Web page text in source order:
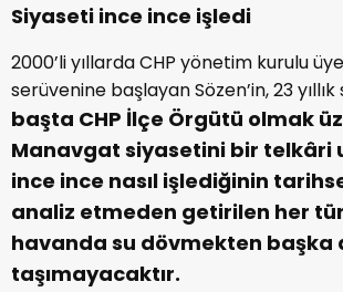
Siyaseti ince ince işledi
2000’li yıllarda CHP yönetim kurulu
serüvenine başlayan Sözen’in, 23
başta CHP İlçe Örgütü olmak
Manavgat siyasetini bir telkâri
ince ince nasıl işlediğinin
analiz etmeden getirilen her
havanda su dövmekten başka
taşımayacaktır.